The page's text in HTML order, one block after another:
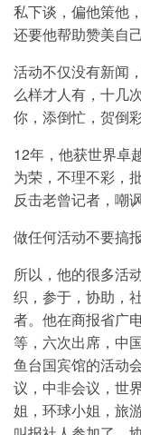
私下谈，偏他策他
还要他帮助赞美自
活动不仅没有新闻
么样才人有，十几
你，添倒忙，贺倒
12年，他获世界卓
为荣，不理不彩，
反击老曾记者，嘲
做任何活动不要搞报
所以，他的很多活
织，参于，协助，
者。他在商报省广
等，六次出席，中
鱼台国宾馆的活动
议，中非会议，世
姐，环球小姐，旅